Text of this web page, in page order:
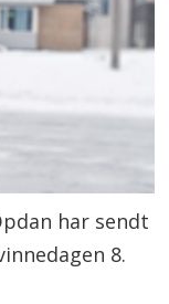
har sendt
8.